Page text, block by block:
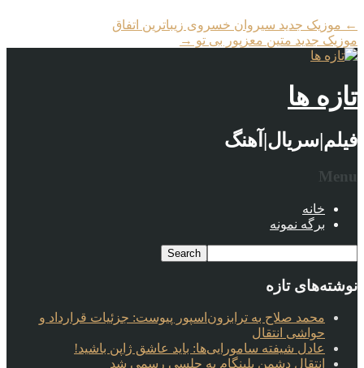
← موزیک جدید سیروان خسروی زیباترین اتفاق
موزیک جدید متین معزپور بی تو →
تازه ها
فیلم|سریال|آهنگ
Menu
خانه
برگه نمونه
نوشته‌های تازه
محمد صلاح به ترابزون‌اسپور پیوست: جزئیات قرارداد و
حواشی انتقال
عادل شیفته سامورایی‌ها: باید عاشق ژاپن باشید!
انتقال دشمن بلینگام به چلسی رسمی شد